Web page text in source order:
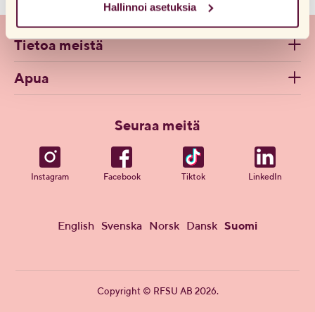
verkkosivuillamme aiemmin ja hyväksynyt evästeiden
käytön, voit aina poistaa ne siirtymällä selaimesi
tietosuoja-asetuksiin.
Hallinnoi asetuksia
Vinkki!Vaihtelua elämykseen saat laittamalla tapin kylmään tai
kuumaan veteen ennen anaaliin asettamista (varmista lämpötila
kättä vasten ennen paikoilleen viemistä).
Tietoa meistä
Apua
Seuraa meitä
Instagram Facebook Tiktok LinkedIn
English Svenska Norsk Dansk Suomi
Copyright © RFSU AB 2026.